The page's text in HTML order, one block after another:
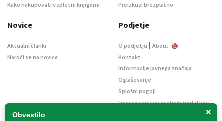
×
Obvestilo
Kako nakupovati v spletni knjigarni
Preizkusi brezplačno
Novice
Aktualni članki
Naroči se na novice
Podjetje
O podjetju | About
Kontakt
Informacije javnega značaja
Oglaševanje
Splošni pogoji
Izjava o varstvu osebnih podatkov